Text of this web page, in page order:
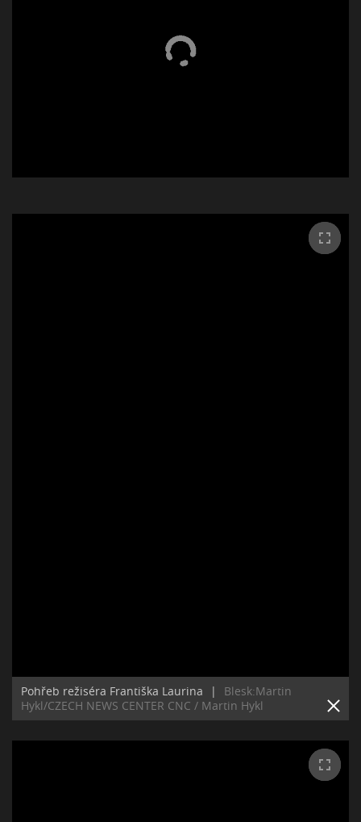
Pohřeb režiséra Františka Laurina |
Blesk:Martin
Hykl/CZECH NEWS CENTER CNC / Martin Hykl